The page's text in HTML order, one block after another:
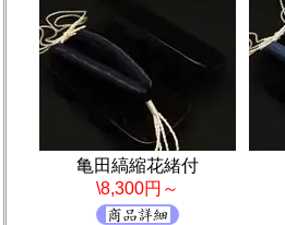
亀田縞縮花緒付
\8,300円～